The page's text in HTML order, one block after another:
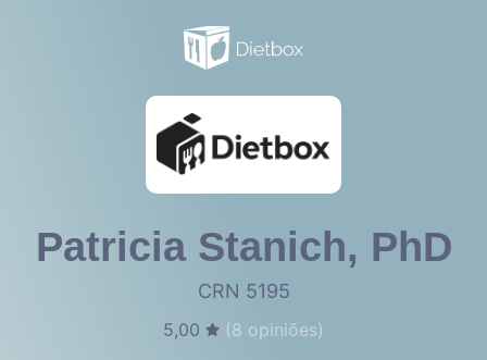
Patricia Stanich, PhD
CRN 5195
5,00 (8 opiniões)